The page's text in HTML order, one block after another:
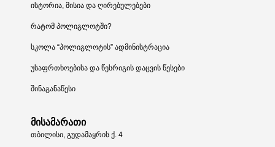
ისტორია, მისია და ღირებულებები
რატომ პოლიგლოტში?
სკოლა “პოლიგლოტის” ადმინისტრაცია
უსაფრთხოებისა და წესრიგის დაცვის წესები
შინაგანაწესი
მისამარათი
თბილისი, გუდამაყრის ქ. 4